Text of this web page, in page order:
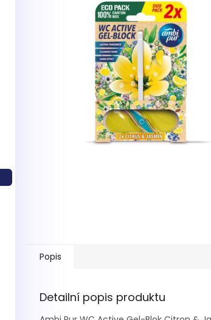
Popis
Detailní popis produktu